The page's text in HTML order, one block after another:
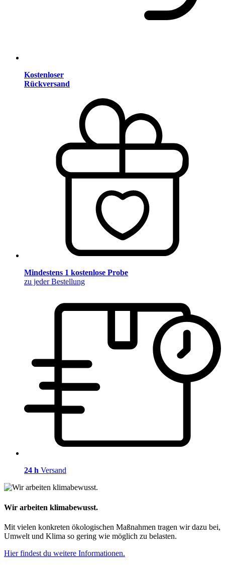
Kostenloser
Rückversand
Mindestens 1 kostenlose Probe
zu jeder Bestellung
24 h Versand
Wir arbeiten klimabewusst.
Mit vielen konkreten ökologischen Maßnahmen tragen wir dazu bei,
Umwelt und Klima so gering wie möglich zu belasten.
Hier findest du weitere Informationen.